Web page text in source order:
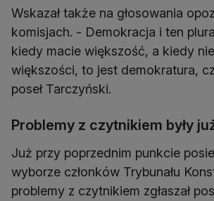
Wskazał także na głosowania
komisjach. - Demokracja i ten
kiedy macie większość, a kiedy
większości, to jest demokratura,
poseł Tarczyński.
Problemy z czytnikiem były
Już przy poprzednim punkcie
wyborze członków Trybunału
problemy z czytnikiem zgłaszał